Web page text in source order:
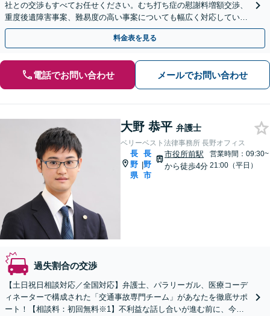
社との交渉もすべてお任せください。むち打ち症の慰謝料増額交渉、
重度後遺障害事案、難易度の高い事案についても幅広く対応していま
す。【夜間面談可】
料金表を見る
電話でお問い合わせ メールでお問い合わせ
大野 恭平 弁護士
ベリーベスト法律事務所 長野オフィス
長
野
県
|
長
野
市
市役所前駅
から徒歩4分
営業時間：09:30~
21:00（平日）
過失割合の交渉
【土日祝日相談対応／全国対応】弁護士、パラリーガル、医療コーデ
ィネーターで構成された「交通事故専門チーム」があなたを徹底サポ
ート！【相談料：初回無料※1】不利益な話し合いが進む前に、今す